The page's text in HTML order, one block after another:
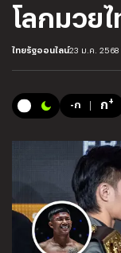
โลกมวย
ไทยรัฐออนไลน์23 ม.ค. 2568
-ก ก+